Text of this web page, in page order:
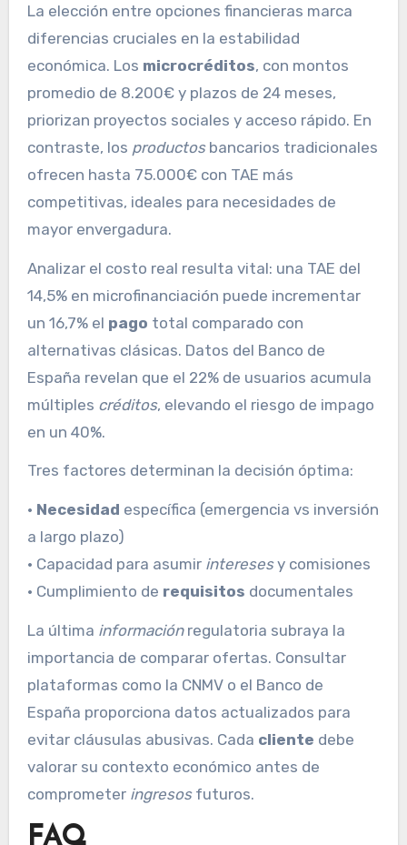
La elección entre opciones financieras marca
diferencias cruciales en la estabilidad
económica. Los microcréditos, con montos
promedio de 8.200€ y plazos de 24 meses,
priorizan proyectos sociales y acceso rápido. En
contraste, los productosbancarios tradicionales
ofrecen hasta 75.000€ con TAE más
competitivas, ideales para necesidades de
mayor envergadura.
Analizar el costo real resulta vital: una TAE del
14,5% en microfinanciación puede incrementar
un 16,7% el pago total comparado con
alternativas clásicas. Datos del Banco de
España revelan que el 22% de usuarios acumula
múltiples créditos, elevando el riesgo de impago
en un 40%.
Tres factores determinan la decisión óptima:
• Necesidad específica (emergencia vs inversión
a largo plazo)
• Capacidad para asumir interesesy comisiones
• Cumplimiento de requisitos documentales
La última informaciónregulatoria subraya la
importancia de comparar ofertas. Consultar
plataformas como la CNMV o el Banco de
España proporciona datos actualizados para
evitar cláusulas abusivas. Cada cliente debe
valorar su contexto económico antes de
comprometer ingresosfuturos.
FAQ